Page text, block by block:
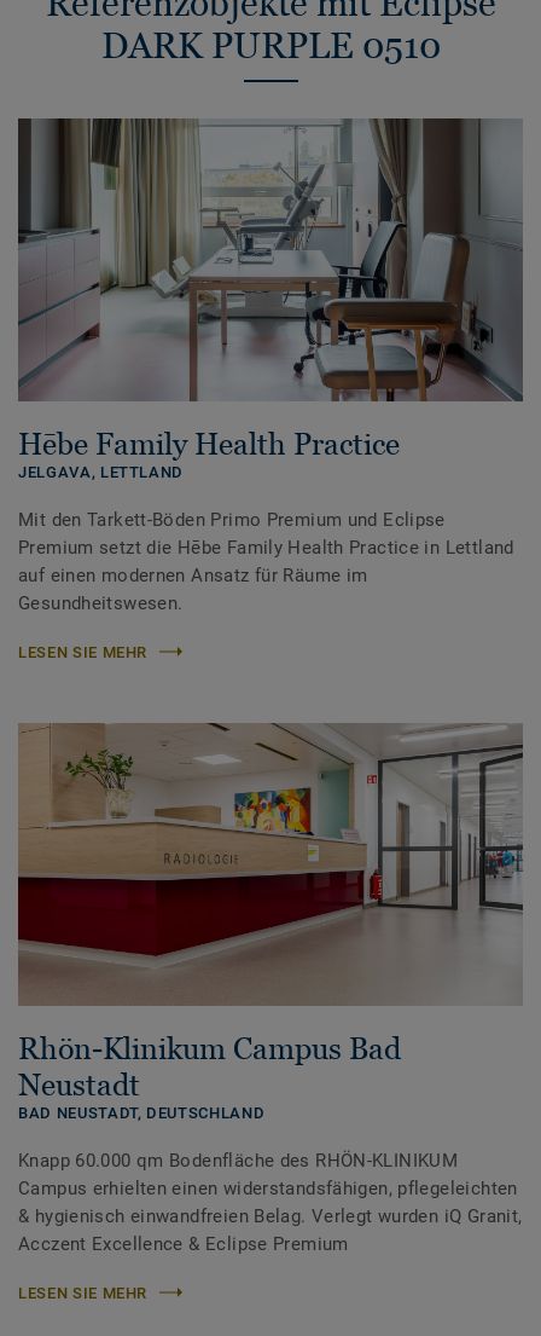
DARK PURPLE 0510
Hēbe Family Health Practice
JELGAVA, LETTLAND
Mit den Tarkett-Böden Primo Premium und Eclipse
Premium setzt die Hēbe Family Health Practice in Lettland
auf einen modernen Ansatz für Räume im
Gesundheitswesen.
LESEN SIE MEHR
Rhön-Klinikum Campus Bad
Neustadt
BAD NEUSTADT, DEUTSCHLAND
Knapp 60.000 qm Bodenfläche des RHÖN-KLINIKUM
Campus erhielten einen widerstandsfähigen, pflegeleichten
& hygienisch einwandfreien Belag. Verlegt wurden iQ Granit,
Acczent Excellence & Eclipse Premium
LESEN SIE MEHR